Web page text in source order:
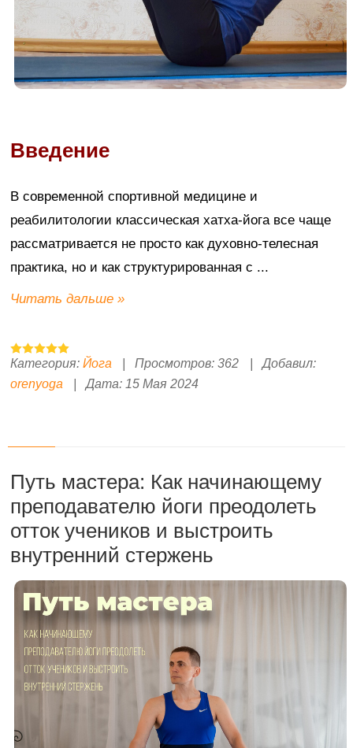
Введение
В современной спортивной медицине и
реабилитологии классическая хатха-йога все чаще
рассматривается не просто как духовно-телесная
практика, но и как структурированная с ...
Читать дальше »
Категория: Йога Просмотров: 362
Добавил:
orenyoga
Дата: 15 Мая 2024
Путь мастера: Как начинающему
преподавателю йоги преодолеть
отток учеников и выстроить
внутренний стержень